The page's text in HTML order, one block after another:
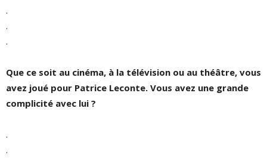
.
.
.
Que ce soit au cinéma, à la télévision ou au théâtre, vous
avez joué pour Patrice Leconte. Vous avez une grande
complicité avec lui ?
.
.